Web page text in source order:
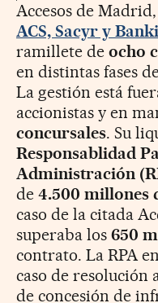
Accesos de
ACS, Sacyr y
ramillete de ocho
en distintas fases
La gestión está
accionistas y en
concursales. Su
Responsablidad
Administración
de 4.500 millones
caso de la citada
superaba los 650
contrato. La RPA
caso de resolución
de concesión de